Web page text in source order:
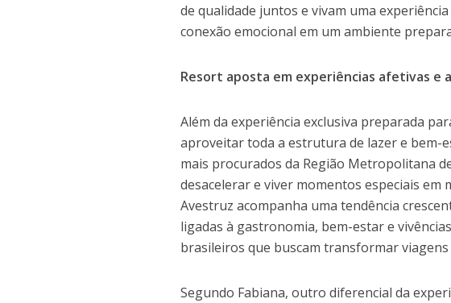
de qualidade juntos e vivam uma
conexão emocional em um ambiente
Resort aposta em experiências afetivas e
Além da experiência exclusiva preparada
aproveitar toda a estrutura de lazer e bem-
mais procurados da Região Metropolitana
desacelerar e viver momentos especiais
Avestruz acompanha uma tendência
ligadas à gastronomia, bem-estar e
brasileiros que buscam transformar
Segundo Fabiana, outro diferencial da